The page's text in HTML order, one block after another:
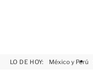
LO DE HOY: México y Perú